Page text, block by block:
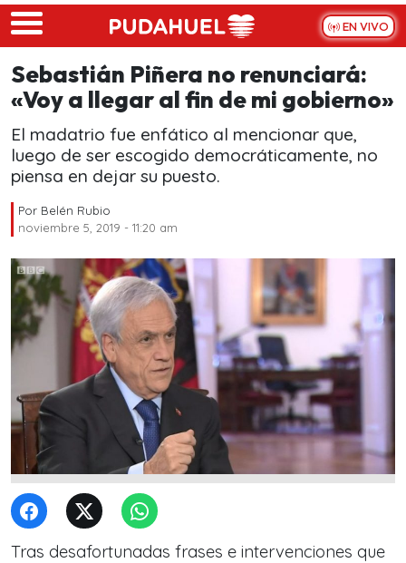
Skip to main content
EN VIVO
Sebastián Piñera no renunciará:
«Voy a llegar al fin de mi gobierno»
El madatrio fue enfático al mencionar que,
luego de ser escogido democráticamente, no
piensa en dejar su puesto.
Por Belén Rubio
noviembre 5, 2019 - 11:20 am
Tras desafortunadas frases e intervenciones que